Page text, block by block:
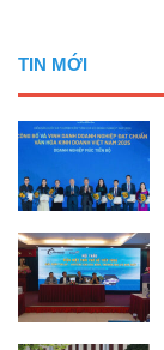
TIN MỚI